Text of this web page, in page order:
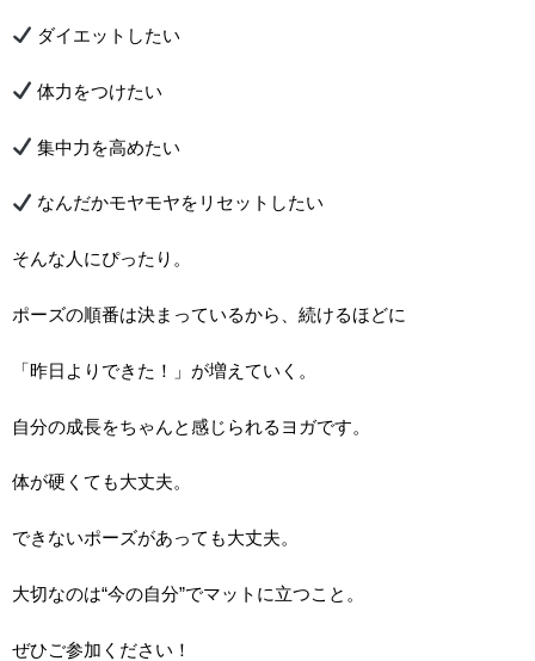
ダイエットしたい
体力をつけたい
集中力を高めたい
なんだかモヤモヤをリセットしたい
そんな人にぴったり。
ポーズの順番は決まっているから、続けるほどに
「昨日よりできた！」が増えていく。
自分の成長をちゃんと感じられるヨガです。
体が硬くても大丈夫。
できないポーズがあっても大丈夫。
大切なのは“今の自分”でマットに立つこと。
ぜひご参加ください！